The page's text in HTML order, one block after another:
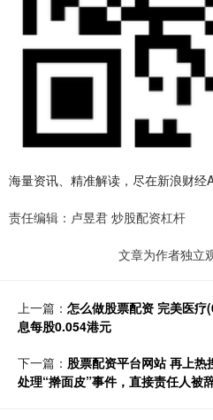
海量资讯、精准解读，尽在新浪财经
责任编辑：卢昱君 炒股配资杠杆
文章为作者独立
上一篇： 怎么做股票配资 完美医
息每股0.054港元
下一篇： 股票配资平台网站 再上
处理“擀面皮”事件，直接责任人被